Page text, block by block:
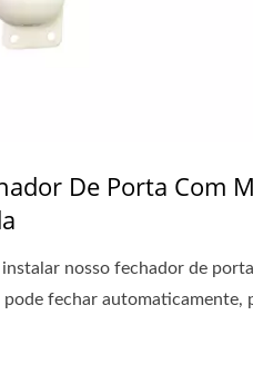
De Porta Com
nosso fechador de
pode fechar automaticamente,